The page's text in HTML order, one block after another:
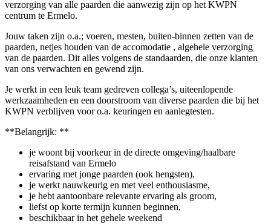
verzorging van alle paarden die aanwezig zijn op het KWPN
centrum te Ermelo.
Jouw taken zijn o.a.; voeren, mesten, buiten-binnen zetten van de
paarden, netjes houden van de accomodatie , algehele verzorging
van de paarden. Dit alles volgens de standaarden, die onze klanten
van ons verwachten en gewend zijn.
Je werkt in een leuk team gedreven collega’s, uiteenlopende
werkzaamheden en een doorstroom van diverse paarden die bij het
KWPN verblijven voor o.a. keuringen en aanlegtesten.
**Belangrijk: **
je woont bij voorkeur in de directe omgeving/haalbare
reisafstand van Ermelo
ervaring met jonge paarden (ook hengsten),
je werkt nauwkeurig en met veel enthousiasme,
je hebt aantoonbare relevante ervaring als groom,
liefst op korte termijn kunnen beginnen,
beschikbaar in het gehele weekend